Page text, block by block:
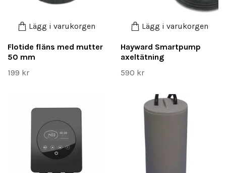
Lägg i varukorgen
Flotide fläns med mutter
50 mm
199 kr
Lägg i varukorgen
Hayward Smartpump
axeltätning
590 kr